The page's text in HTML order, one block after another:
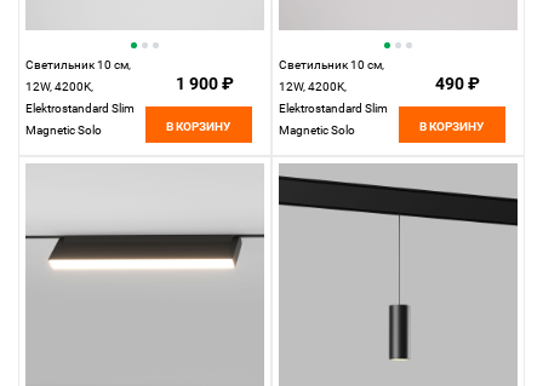
Светильник 10 см,
12W, 4200K,
Elektrostandard Slim
Magnetic Solo
1 900 ₽
В КОРЗИНУ
Светильник 10 см,
12W, 4200K,
Elektrostandard Slim
Magnetic Solo
белый
490 ₽
В КОРЗИНУ